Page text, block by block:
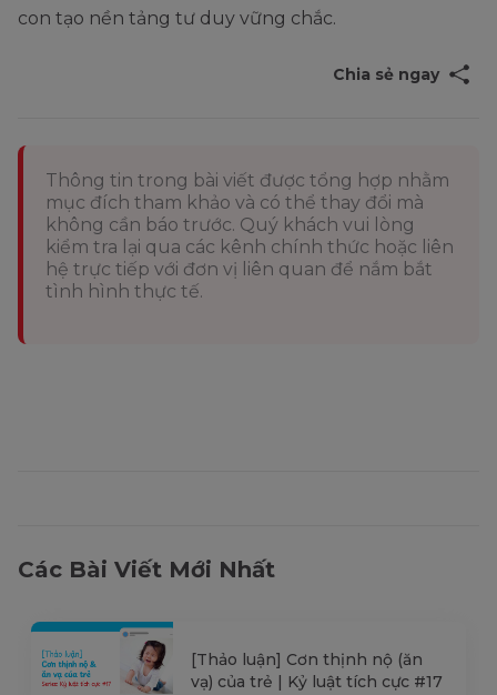
con tạo nền tảng tư duy vững chắc.
Chia sẻ ngay
Thông tin trong bài viết được tổng hợp nhằm
mục đích tham khảo và có thể thay đổi mà
không cần báo trước. Quý khách vui lòng
kiểm tra lại qua các kênh chính thức hoặc liên
hệ trực tiếp với đơn vị liên quan để nắm bắt
tình hình thực tế.
Các Bài Viết Mới Nhất
[Thảo luận] Cơn thịnh nộ (ăn
vạ) của trẻ | Kỷ luật tích cực #17